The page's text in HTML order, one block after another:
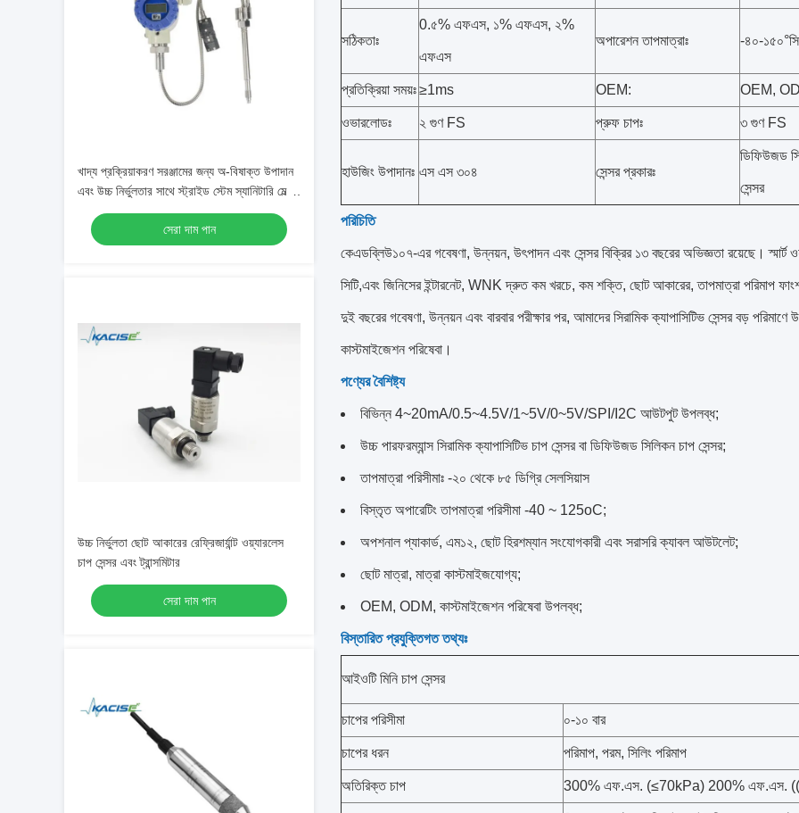
খাদ্য প্রক্রিয়াকরণ সরঞ্জামের জন্য অ-বিষাক্ত উপাদান
এবং উচ্চ নির্ভুলতার সাথে স্ট্রাইড স্টেম স্যানিটারি মেল্ট
চাপ ট্রান্সডুসার
সেরা দাম পান
উচ্চ নির্ভুলতা ছোট আকারের রেফ্রিজার্যান্ট ওয়্যারলেস
চাপ সেন্সর এবং ট্রান্সমিটার
সেরা দাম পান
সঠিকতাঃ
0.৫% এফএস, ১% এফএস, ২%
এফএস
অপারেশন তাপমাত্রাঃ -৪০-১৫০°সি
প্রতিক্রিয়া সময়ঃ≥1ms OEM: OEM,
ওভারলোডঃ ২ গুণ FS প্রুফ চাপঃ ৩ গুণ FS
হাউজিং উপাদানঃ এস এস ৩০৪ সেন্সর প্রকারঃ
ডিফিউজড
সেন্সর
পরিচিতি
কেএডব্লিউ১০৭-এর গবেষণা, উন্নয়ন, উৎপাদন এবং সেন্সর বিক্রির ১৩ বছরের অভিজ্ঞতা রয়েছে। স্মার্ট
সিটি,এবং জিনিসের ইন্টারনেট, WNK দ্রুত কম খরচে, কম শক্তি, ছোট আকারের, তাপমাত্রা পরিমাপ
দুই বছরের গবেষণা, উন্নয়ন এবং বারবার পরীক্ষার পর, আমাদের সিরামিক ক্যাপাসিটিভ সেন্সর বড়
কাস্টমাইজেশন পরিষেবা।
পণ্যের বৈশিষ্ট্য
বিভিন্ন 4~20mA/0.5~4.5V/1~5V/0~5V/SPI/I2C আউটপুট উপলব্ধ;
উচ্চ পারফরম্যান্স সিরামিক ক্যাপাসিটিভ চাপ সেন্সর বা ডিফিউজড সিলিকন চাপ সেন্সর;
তাপমাত্রা পরিসীমাঃ -২০ থেকে ৮৫ ডিগ্রি সেলসিয়াস
বিস্তৃত অপারেটিং তাপমাত্রা পরিসীমা -40 ~ 125oC;
অপশনাল প্যাকার্ড, এম১২, ছোট হিরশম্যান সংযোগকারী এবং সরাসরি ক্যাবল আউটলেট;
ছোট মাত্রা, মাত্রা কাস্টমাইজযোগ্য;
OEM, ODM, কাস্টমাইজেশন পরিষেবা উপলব্ধ;
বিস্তারিত প্রযুক্তিগত তথ্যঃ
আইওটি মিনি চাপ সেন্সর
চাপের পরিসীমা ০-১০ বার
চাপের ধরন পরিমাপ, পরম, সিলিং পরিমাপ
অতিরিক্ত চাপ 300% এফ.এস. (≤70kPa) 200% এফ.এস.